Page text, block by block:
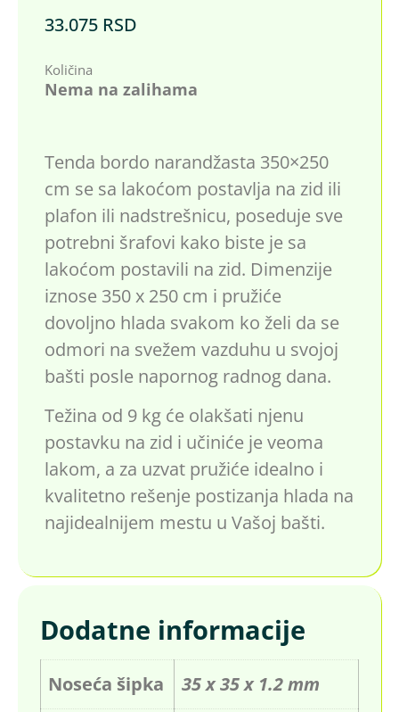
33.075 RSD
Količina
Nema na zalihama
Tenda bordo narandžasta 350×250
cm se sa lakoćom postavlja na zid ili
plafon ili nadstrešnicu, poseduje sve
potrebni šrafovi kako biste je sa
lakoćom postavili na zid. Dimenzije
iznose 350 x 250 cm i pružiće
dovoljno hlada svakom ko želi da se
odmori na svežem vazduhu u svojoj
bašti posle napornog radnog dana.
Težina od 9 kg će olakšati njenu
postavku na zid i učiniće je veoma
lakom, a za uzvat pružiće idealno i
kvalitetno rešenje postizanja hlada na
najidealnijem mestu u Vašoj bašti.
Dodatne informacije
Noseća šipka
35 x 35 x 1.2 mm